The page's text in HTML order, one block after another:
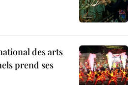
des arts
prend ses